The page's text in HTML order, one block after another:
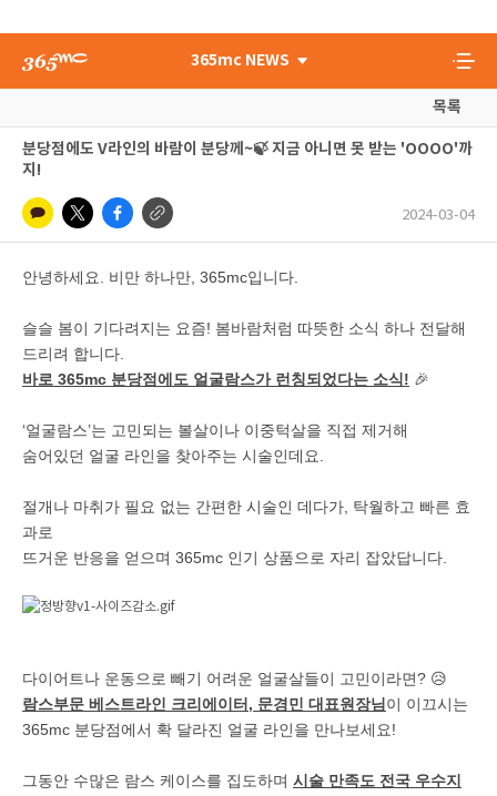
365mc NEWS
목록
분당점에도 V라인의 바람이 분당께~🍃 지금 아니면 못 받는 'OOOO'까
지!
2024-03-04
안녕하세요. 비만 하나만, 365mc입니다.
슬슬 봄이 기다려지는 요즘! 봄바람처럼 따뜻한 소식 하나 전달해
드리려 합니다.
바로 365mc 분당점에도 얼굴람스가 런칭되었다는 소식! 🎉
‘얼굴람스’는 고민되는 볼살이나 이중턱살을 직접 제거해
숨어있던 얼굴 라인을 찾아주는 시술인데요.
절개나 마취가 필요 없는 간편한 시술인 데다가, 탁월하고 빠른 효
과로
뜨거운 반응을 얻으며 365mc 인기 상품으로 자리 잡았답니다.
다이어트나 운동으로 빼기 어려운 얼굴살들이 고민이라면? 😥
람스부문 베스트라인 크리에이터, 문경민 대표원장님 이 이끄시는
365mc 분당점에서 확 달라진 얼굴 라인을 만나보세요!
그동안 수많은 람스 케이스를 집도하며 시술 만족도 전국 우수지